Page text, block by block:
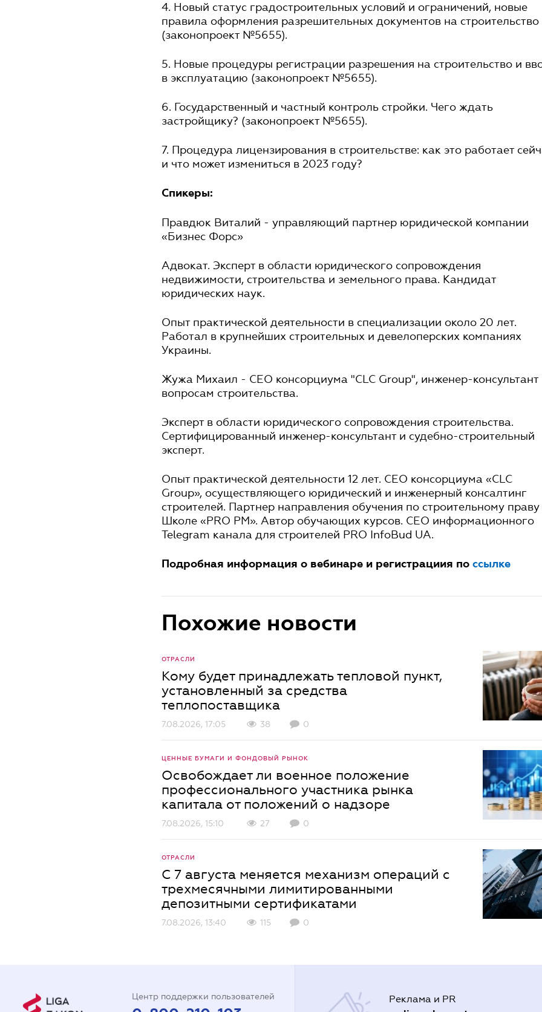
4. Новый статус градостроительных условий и ограничений, новые
правила оформления разрешительных документов на строительство
(законопроект №5655).
5. Новые процедуры регистрации разрешения на строительство и
в эксплуатацию (законопроект №5655).
6. Государственный и частный контроль стройки. Чего ждать
застройщику? (законопроект №5655).
7. Процедура лицензирования в строительстве: как это работает
и что может измениться в 2023 году?
Спикеры:
Правдюк Виталий - управляющий партнер юридической компании
«Бизнес Форс»
Адвокат. Эксперт в области юридического сопровождения
недвижимости, строительства и земельного права. Кандидат
юридических наук.
Опыт практической деятельности в специализации около 20 лет.
Работал в крупнейших строительных и девелоперских компаниях
Украины.
Жужа Михаил - СЕО консорциума "СLC Group", инженер-консультант
вопросам строительства.
Эксперт в области юридического сопровождения строительства.
Сертифицированный инженер-консультант и судебно-строительный
эксперт.
Опыт практической деятельности 12 лет. СЕО консорциума «CLC
Group», осуществляющего юридический и инженерный консалтинг
строителей. Партнер направления обучения по строительному праву
Школе «PRO PM». Автор обучающих курсов. CEO информационного
Telegram канала для строителей PRO InfoBud UA.
Подробная информация о вебинаре и регистрациия по ссылке
Похожие новости
ОТРАСЛИ
Кому будет принадлежать тепловой пункт,
установленный за средства
теплопоставщика
7.08.2026, 17:05 38 0
ЦЕННЫЕ БУМАГИ И ФОНДОВЫЙ РЫНОК
Освобождает ли военное положение
профессионального участника рынка
капитала от положений о надзоре
7.08.2026, 15:10 27 0
ОТРАСЛИ
С 7 августа меняется механизм операций с
трехмесячными лимитированными
депозитными сертификатами
7.08.2026, 13:40 115 0
Центр поддержки пользователей
Реклама и PR